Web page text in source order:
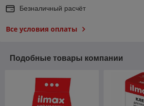
Безналичный расчёт
Все условия оплаты
Подобные товары компании